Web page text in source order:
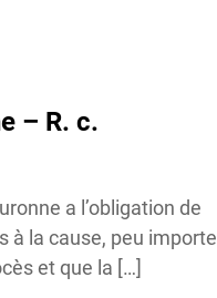
– R. c.
a l’obligation de
la cause, peu importe
et que la […]